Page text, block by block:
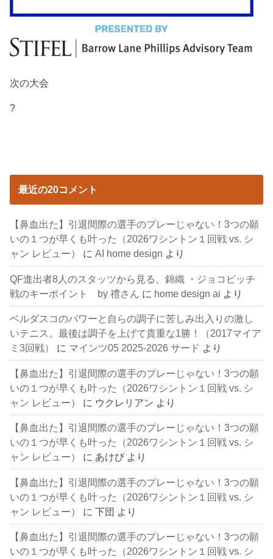
次の大会
?
最近の20コメント
【鼻血出た】引退間際の選手のプレーじゃない！3つの願
いの１つが早くも叶った（2026ワシントン１回戦 vs. シ
ャン レビュー）
にAI home design より
QF進出者8人のスタッツから見る、錦織 ・ジョコビッチ
戦のキーポイント by 禮さん に home design ai より
ベルダスコのパワーと自らの調子に苦しみ出入りの激し
いテニス。最後は調子を上げて貴重な1勝！（2017マイア
ミ3回戦）
に マインツ05 2025-2026 サード より
【鼻血出た】引退間際の選手のプレーじゃない！3つの願
いの１つが早くも叶った（2026ワシントン１回戦 vs. シ
ャン レビュー）
に ウクレリアン より
【鼻血出た】引退間際の選手のプレーじゃない！3つの願
いの１つが早くも叶った（2026ワシントン１回戦 vs. シ
ャン レビュー）
に あけび より
【鼻血出た】引退間際の選手のプレーじゃない！3つの願
いの１つが早くも叶った（2026ワシントン１回戦 vs. シ
ャン レビュー）
に下団 より
【鼻血出た】引退間際の選手のプレーじゃない！3つの願
いの１つが早くも叶った（2026ワシントン１回戦 vs. シ